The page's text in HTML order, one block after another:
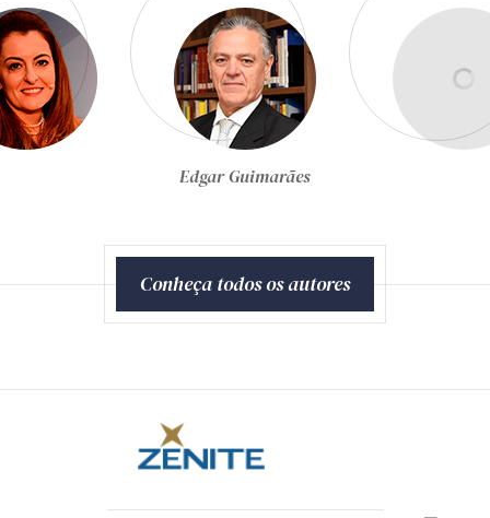
Egon Bockmann Moreira
Conheça todos os autores